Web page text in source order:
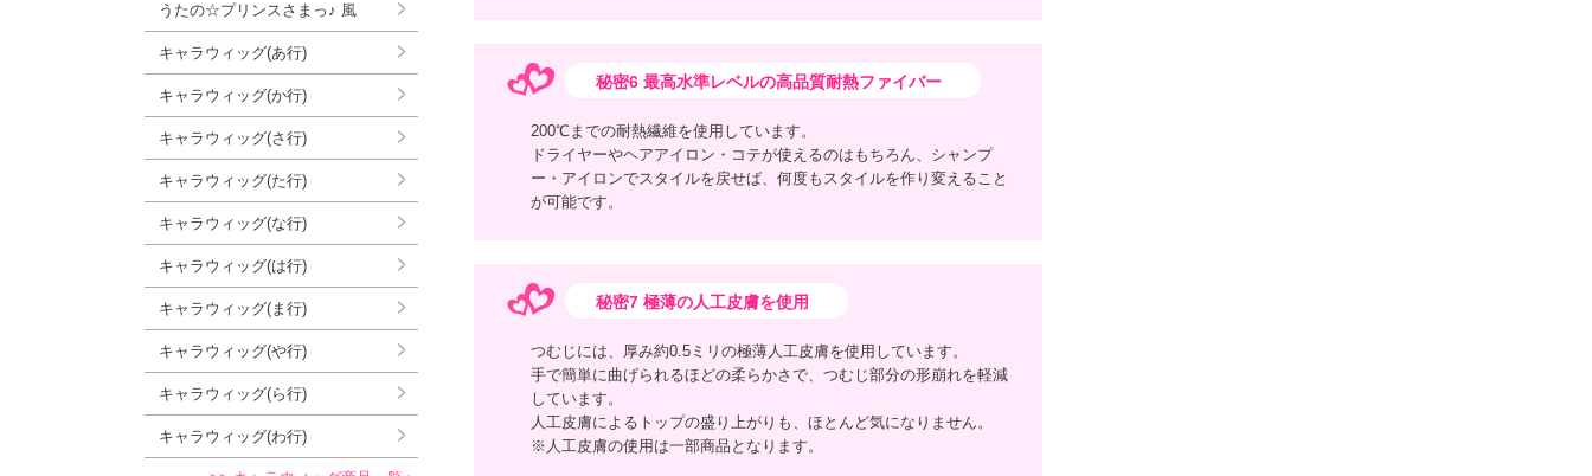
秘密6 最高水準レベルの高品質耐熱ファイバー
200℃までの耐熱繊維を使用しています。
ドライヤーやヘアアイロン・コテが使えるのはもちろん、シャンプ
ー・アイロンでスタイルを戻せば、何度もスタイルを作り変えること
が可能です。
秘密7 極薄の人工皮膚を使用
つむじには、厚み約0.5ミリの極薄人工皮膚を使用しています。
手で簡単に曲げられるほどの柔らかさで、つむじ部分の形崩れを軽減
しています。
人工皮膚によるトップの盛り上がりも、ほとんど気になりません。
※人工皮膚の使用は一部商品となります。
うたの☆プリンスさまっ♪ 風
キャラウィッグ(あ行)
キャラウィッグ(か行)
キャラウィッグ(さ行)
キャラウィッグ(た行)
キャラウィッグ(な行)
キャラウィッグ(は行)
キャラウィッグ(ま行)
キャラウィッグ(や行)
キャラウィッグ(ら行)
キャラウィッグ(わ行)